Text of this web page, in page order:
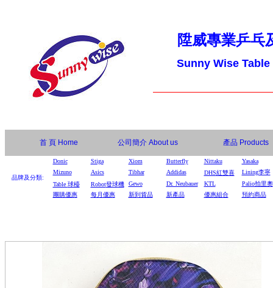
陞威專業乒乓
Sunny Wise
首 頁 Home 公司簡介 About us 產品 Products
品牌及分類:
Donic Stiga Xiom Butterfly Nittaku
Yasaka
Mizuno
Asics Tibhar Addidas DHS紅雙喜
Lining李寧
Table 球檯 Robot發球機 Gewo Dr. Neubauer KTL
Palio拍里奧
團購優惠
每月優惠 新到貨品 新產品 優惠組合 預約商品